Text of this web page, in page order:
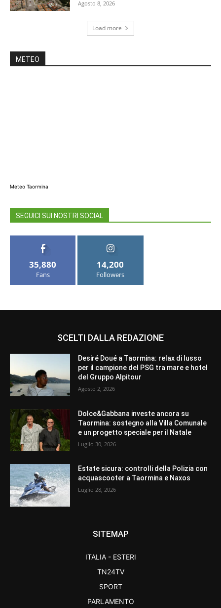
Agosto 8, 2026
Load more
METEO
Meteo Taormina
SEGUICI SUI NOSTRI SOCIAL
35,880
Fans
14,200
Followers
SCELTI DALLA REDAZIONE
Desiré Doué a Taormina: relax di lusso
per il campione del PSG tra mare e hotel
del Gruppo Alpitour
Agosto 2, 2026
Dolce&Gabbana investe ancora su
Taormina: sostegno alla Villa Comunale
e un progetto speciale per il Natale
Luglio 30, 2026
Estate sicura: controlli della Polizia con
acquascooter a Taormina e Naxos
Luglio 28, 2026
SITEMAP
ITALIA - ESTERI
TN24TV
SPORT
PARLAMENTO